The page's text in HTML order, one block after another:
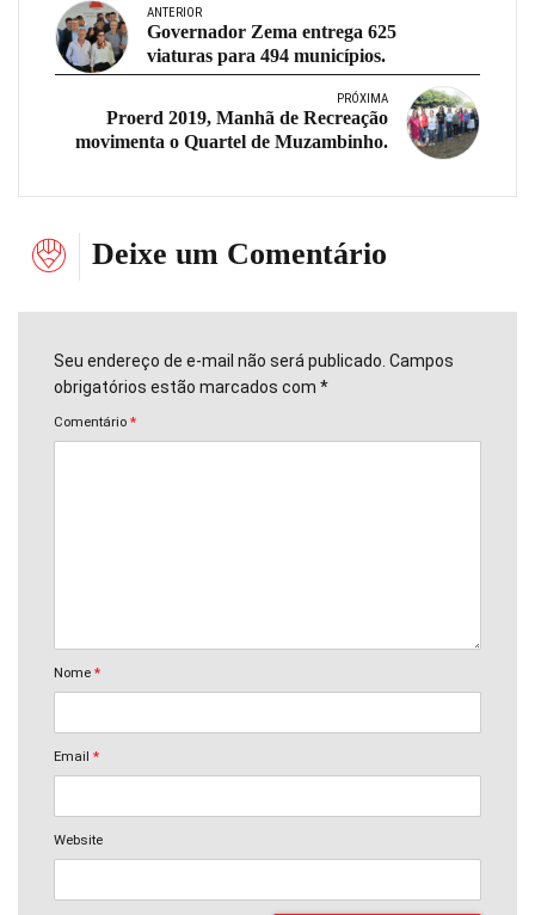
ANTERIOR
Governador Zema entrega 625
viaturas para 494 municípios.
PRÓXIMA
Proerd 2019, Manhã de Recreação
movimenta o Quartel de Muzambinho.
Deixe um Comentário
Seu endereço de e-mail não será publicado. Campos
obrigatórios estão marcados com *
Comentário *
Nome *
Email *
Website